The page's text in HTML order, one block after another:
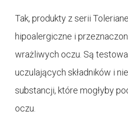
Tak, produkty z serii
hipoalergiczne i
wrażliwych oczu. Są
uczulających składników i
substancji, które mogłyby
oczu.